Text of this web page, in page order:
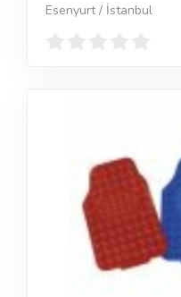
Esenyurt / İstanbul